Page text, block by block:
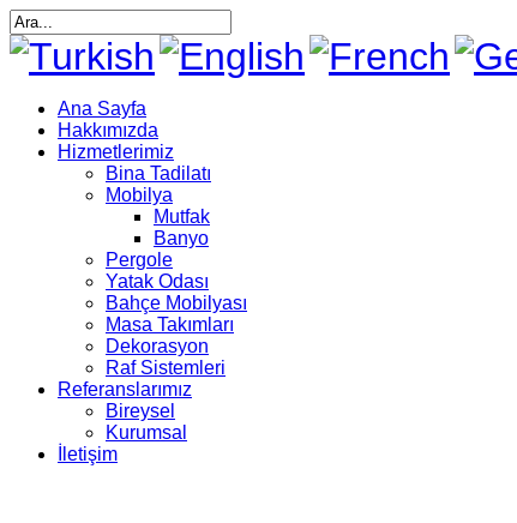
Ana Sayfa
Hakkımızda
Hizmetlerimiz
Bina Tadilatı
Mobilya
Mutfak
Banyo
Pergole
Yatak Odası
Bahçe Mobilyası
Masa Takımları
Dekorasyon
Raf Sistemleri
Referanslarımız
Bireysel
Kurumsal
İletişim